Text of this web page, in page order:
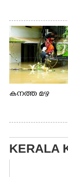
കനത്ത മഴ
KERALA